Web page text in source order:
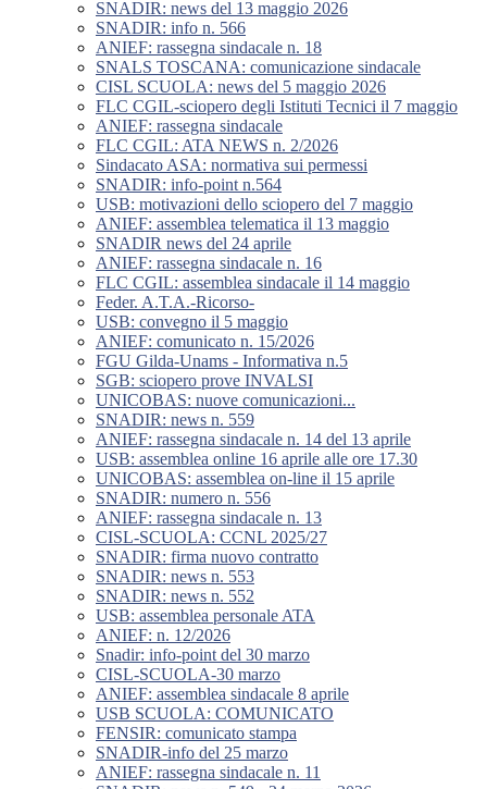
SNADIR: news del 13 maggio 2026
SNADIR: info n. 566
ANIEF: rassegna sindacale n. 18
SNALS TOSCANA: comunicazione sindacale
CISL SCUOLA: news del 5 maggio 2026
FLC CGIL-sciopero degli Istituti Tecnici il 7 maggio
ANIEF: rassegna sindacale
FLC CGIL: ATA NEWS n. 2/2026
Sindacato ASA: normativa sui permessi
SNADIR: info-point n.564
USB: motivazioni dello sciopero del 7 maggio
ANIEF: assemblea telematica il 13 maggio
SNADIR news del 24 aprile
ANIEF: rassegna sindacale n. 16
FLC CGIL: assemblea sindacale il 14 maggio
Feder. A.T.A.-Ricorso-
USB: convegno il 5 maggio
ANIEF: comunicato n. 15/2026
FGU Gilda-Unams - Informativa n.5
SGB: sciopero prove INVALSI
UNICOBAS: nuove comunicazioni...
SNADIR: news n. 559
ANIEF: rassegna sindacale n. 14 del 13 aprile
USB: assemblea online 16 aprile alle ore 17.30
UNICOBAS: assemblea on-line il 15 aprile
SNADIR: numero n. 556
ANIEF: rassegna sindacale n. 13
CISL-SCUOLA: CCNL 2025/27
SNADIR: firma nuovo contratto
SNADIR: news n. 553
SNADIR: news n. 552
USB: assemblea personale ATA
ANIEF: n. 12/2026
Snadir: info-point del 30 marzo
CISL-SCUOLA-30 marzo
ANIEF: assemblea sindacale 8 aprile
USB SCUOLA: COMUNICATO
FENSIR: comunicato stampa
SNADIR-info del 25 marzo
ANIEF: rassegna sindacale n. 11